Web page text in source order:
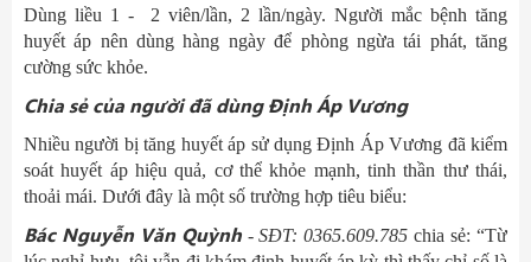
Dùng liều 1 - 2 viên/lần, 2 lần/ngày. Người mắc bệnh tăng
huyết áp nên dùng hàng ngày để phòng ngừa tái phát, tăng
cường sức khỏe.
Chia sẻ của người đã dùng Định Áp Vương
Nhiều người bị tăng huyết áp sử dụng Định Áp Vương đã kiểm
soát huyết áp hiệu quả, cơ thể khỏe mạnh, tinh thần thư thái,
thoải mái. Dưới đây là một số trường hợp tiêu biểu:
Bác Nguyễn Văn Quỳnh - SĐT: 0365.609.785 chia sẻ: “Từ